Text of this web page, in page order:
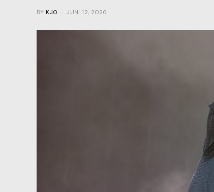
BY KJO JUNI 12, 2026